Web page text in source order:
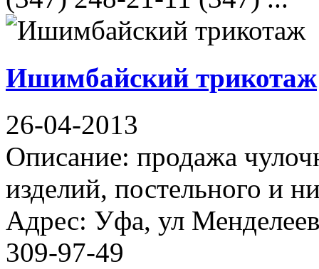
Ишимбайский трикотаж
26-04-2013
Описание: продажа
изделий, постельного и
Адрес: Уфа, ул
309-97-49